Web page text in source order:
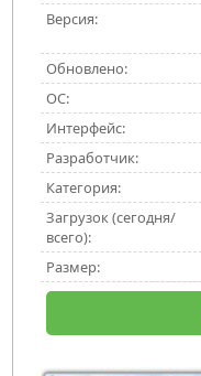
Версия:
Обновлено:
ОС:
Интерфейс:
Разработчик:
Категория:
Загрузок (сегодня/
всего):
Размер: